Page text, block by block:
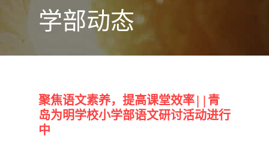
学部动态
聚焦语文素养，提高课堂效率||青
岛为明学校小学部语文研讨活动进行
中